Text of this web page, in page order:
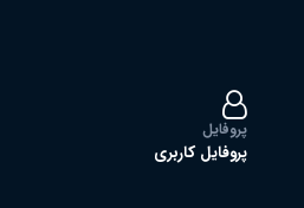
پروفایل
پروفایل کاربری